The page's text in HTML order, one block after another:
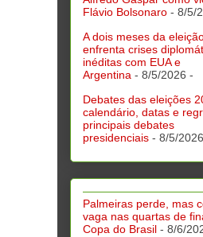
Flávio Bolsonaro - 8/5/
A dois meses da
enfrenta crises
inéditas com EUA e
Argentina - 8/5/2026 -
Debates das eleições
calendário, datas e
principais debates
presidenciais - 8/5/2026
Palmeiras perde, mas
vaga nas quartas de
Copa do Brasil - 8/6/